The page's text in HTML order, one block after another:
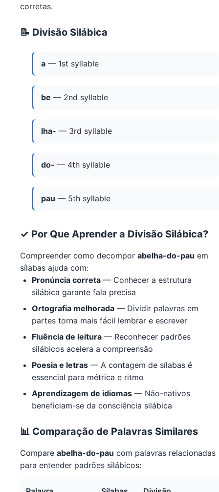
corretas.
📝 Divisão Silábica
a — 1st syllable
be — 2nd syllable
lha- — 3rd syllable
do- — 4th syllable
pau — 5th syllable
✓ Por Que Aprender a Divisão Silábica?
Compreender como decompor abelha-do-pau em
sílabas ajuda com:
Pronúncia correta — Conhecer a estrutura
silábica garante fala precisa
Ortografia melhorada — Dividir palavras em
partes torna mais fácil lembrar e escrever
Fluência de leitura — Reconhecer padrões
silábicos acelera a compreensão
Poesia e letras — A contagem de sílabas é
essencial para métrica e ritmo
Aprendizagem de idiomas — Não-nativos
beneficiam-se da consciência silábica
📊 Comparação de Palavras Similares
Compare abelha-do-pau com palavras relacionadas
para entender padrões silábicos: